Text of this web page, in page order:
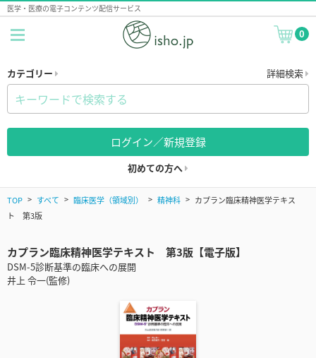
医学・医療の電子コンテンツ配信サービス
0
カテゴリー 詳細検索
ログイン／新規登録
初めての方へ
TOP すべて 臨床医学（領域別） 精神科
カプラン臨床精神医学テキス
ト 第3版
カプラン臨床精神医学テキスト 第3版【電子版】
DSM-5診断基準の臨床への展開
井上 令一(監修)